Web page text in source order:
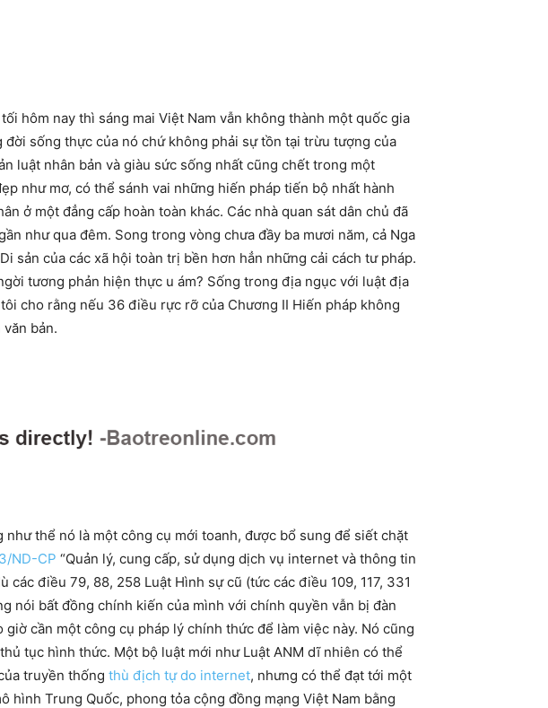
hôm nay thì sáng mai Việt Nam vẫn không thành một quốc gia
đời sống thực của nó chứ không phải sự tồn tại trừu tượng của
luật nhân bản và giàu sức sống nhất cũng chết trong một
như mơ, có thể sánh vai những hiến pháp tiến bộ nhất hành
ở một đẳng cấp hoàn toàn khác. Các nhà quan sát dân chủ đã
như qua đêm. Song trong vòng chưa đầy ba mươi năm, cả Nga
sản của các xã hội toàn trị bền hơn hẳn những cải cách tư pháp.
tương phản hiện thực u ám? Sống trong địa ngục với luật địa
cho rằng nếu 36 điều rực rỡ của Chương II Hiến pháp không
bản.
thể nó là một công cụ mới toanh, được bổ sung để siết chặt
ND-CP “Quản lý, cung cấp, sử dụng dịch vụ internet và thông tin
điều 79, 88, 258 Luật Hình sự cũ (tức các điều 109, 117, 331
nói bất đồng chính kiến của mình với chính quyền vẫn bị đàn
cần một công cụ pháp lý chính thức để làm việc này. Nó cũng
tục hình thức. Một bộ luật mới như Luật ANM dĩ nhiên có thể
truyền thống thù địch tự do internet, nhưng có thể đạt tới một
Trung Quốc, phong tỏa cộng đồng mạng Việt Nam bằng